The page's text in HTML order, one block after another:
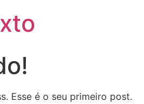
Esse é o seu primeiro post.